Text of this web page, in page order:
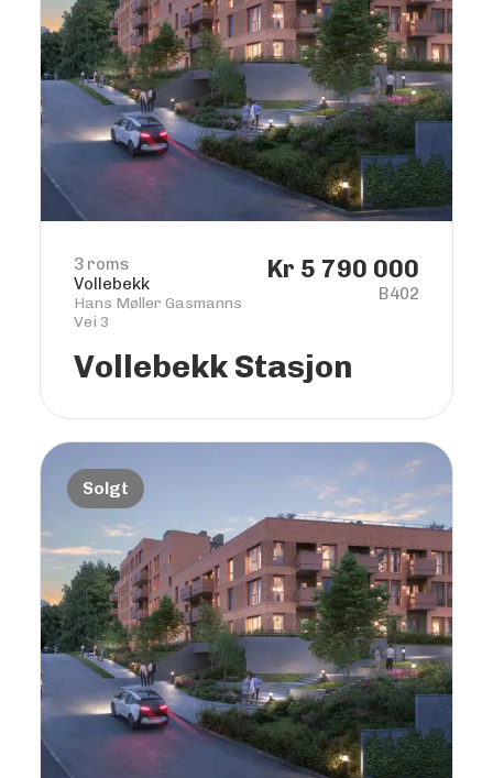
3 roms
Vollebekk
Hans Møller Gasmanns
Vei 3
Kr 5 790 000
B402
Vollebekk Stasjon
Solgt